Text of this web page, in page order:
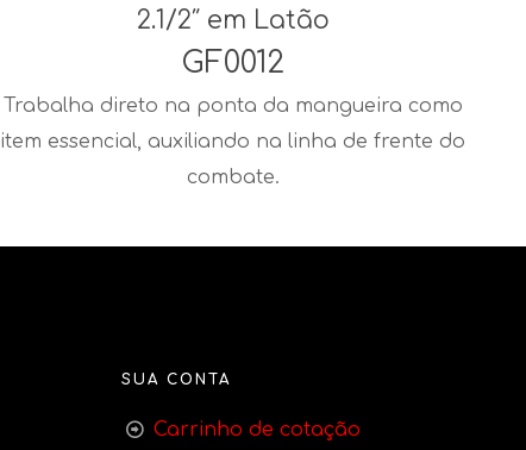
2.1/2″ em Latão
GF0012
Trabalha direto na ponta da mangueira como
item essencial, auxiliando na linha de frente do
combate.
SUA CONTA
Carrinho de cotação